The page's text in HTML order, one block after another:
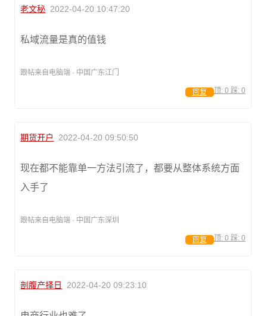
老文秘 2022-04-20 10:47:20
私域流量是真的值钱
跟帖来自电脑端 · 中国广东江门
顶: 0 踩: 0
回复
期货开户 2022-04-20 09:50:50
现在都不能靠单一方法引流了，都要从整体系统方面
入手了
跟帖来自电脑端 · 中国广东深圳
顶: 0 踩: 0
回复
剖腹产择日 2022-04-20 09:23:10